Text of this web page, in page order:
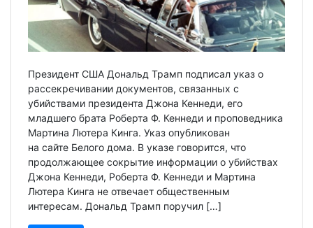
Президент США Дональд Трамп подписал указ о
рассекречивании документов, связанных с
убийствами президента Джона Кеннеди, его
младшего брата Роберта Ф. Кеннеди и проповедника
Мартина Лютера Кинга. Указ опубликован
на сайте Белого дома. В указе говорится, что
продолжающее сокрытие информации о убийствах
Джона Кеннеди, Роберта Ф. Кеннеди и Мартина
Лютера Кинга не отвечает общественным
интересам. Дональд Трамп поручил […]